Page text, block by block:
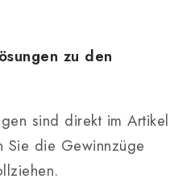
zu den
sind direkt im Artikel
die Gewinnzüge